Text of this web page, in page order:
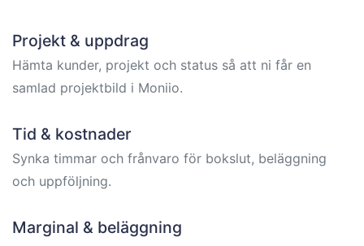
Projekt & uppdrag
Hämta kunder, projekt och status så att ni får en
samlad projektbild i Moniio.
Tid & kostnader
Synka timmar och frånvaro för bokslut, beläggning
och uppföljning.
Marginal & beläggning